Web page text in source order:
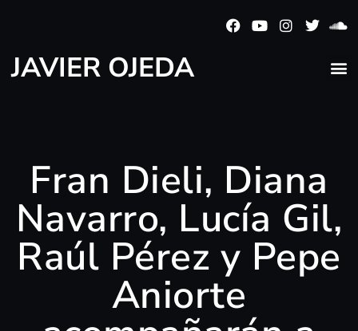
JAVIER OJEDA
Fran Dieli, Diana
Navarro, Lucía Gil,
Raúl Pérez y Pepe
Aniorte